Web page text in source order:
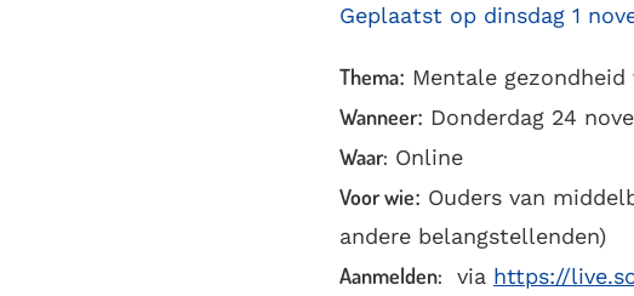
Geplaatst op dinsdag 1
Thema: Mentale
Wanneer: Donderdag 24
Waar: Online
Voor wie: Ouders van
andere belangstellenden)
Aanmelden: via https://